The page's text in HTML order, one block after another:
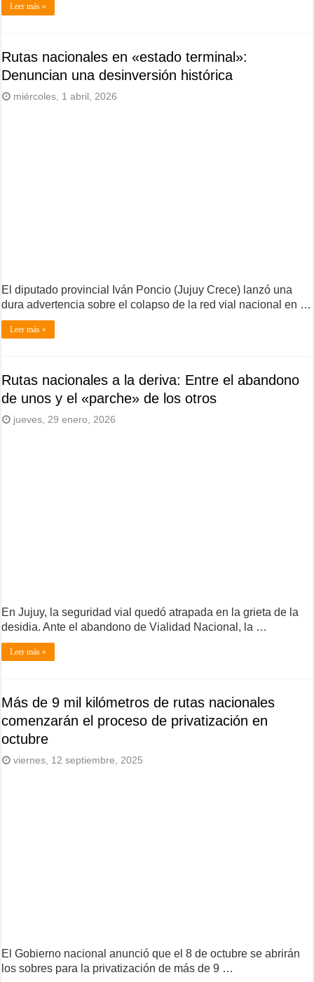
Leer más »
Rutas nacionales en «estado terminal»:
Denuncian una desinversión histórica
miércoles, 1 abril, 2026
El diputado provincial Iván Poncio (Jujuy Crece) lanzó una
dura advertencia sobre el colapso de la red vial nacional en …
Leer más »
Rutas nacionales a la deriva: Entre el abandono
de unos y el «parche» de los otros
jueves, 29 enero, 2026
En Jujuy, la seguridad vial quedó atrapada en la grieta de la
desidia. Ante el abandono de Vialidad Nacional, la …
Leer más »
Más de 9 mil kilómetros de rutas nacionales
comenzarán el proceso de privatización en
octubre
viernes, 12 septiembre, 2025
El Gobierno nacional anunció que el 8 de octubre se abrirán
los sobres para la privatización de más de 9 …